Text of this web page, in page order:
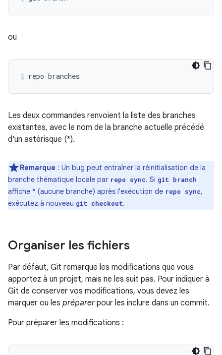
ou
Les deux commandes renvoient la liste des branches
existantes, avec le nom de la branche actuelle précédé
d'un astérisque (*).
Remarque : Un bug peut entraîner la réinitialisation de la
branche thématique locale par repo sync. Si git branch
affiche * (aucune branche) après l'exécution de repo sync,
exécutez à nouveau git checkout.
Organiser les fichiers
Par défaut, Git remarque les modifications que vous
apportez à un projet, mais ne les suit pas. Pour indiquer à
Git de conserver vos modifications, vous devez les
marquer ou les préparerpour les inclure dans un commit.
Pour préparer les modifications :